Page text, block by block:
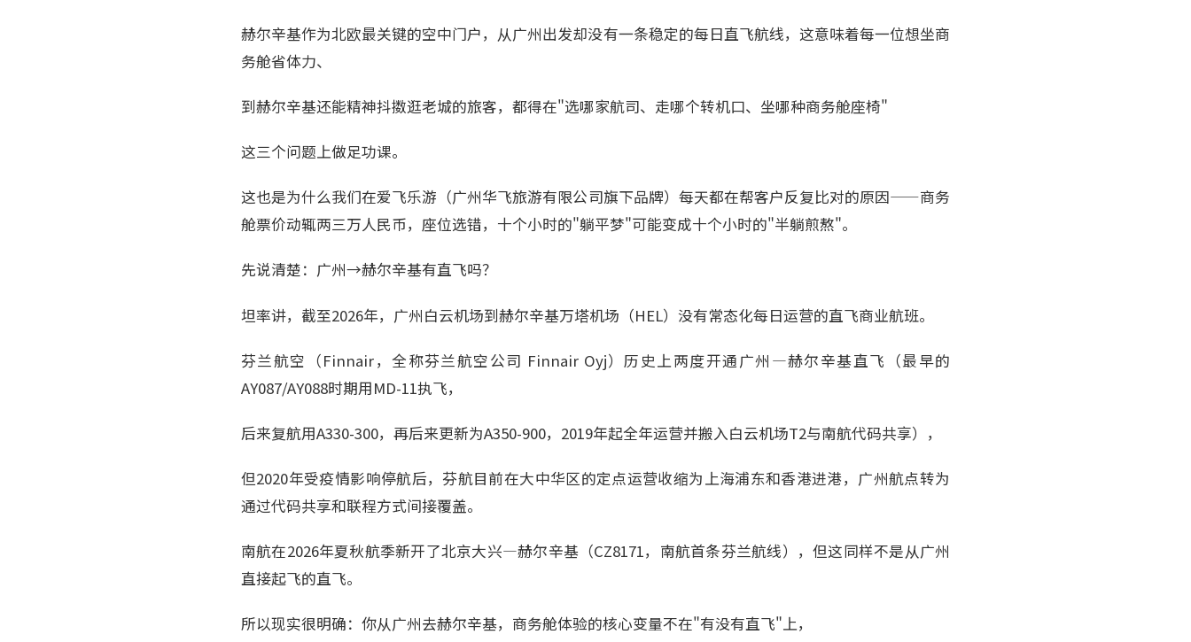
赫尔辛基作为北欧最关键的空中门户，从广州出发却没有一条稳定的每日直飞航线，这意味着每一位想坐商
务舱省体力、
到赫尔辛基还能精神抖擞逛老城的旅客，都得在"选哪家航司、走哪个转机口、坐哪种商务舱座椅"
这三个问题上做足功课。
这也是为什么我们在爱飞乐游（广州华飞旅游有限公司旗下品牌）每天都在帮客户反复比对的原因——商务
舱票价动辄两三万人民币，座位选错，十个小时的"躺平梦"可能变成十个小时的"半躺煎熬"。
先说清楚：广州→赫尔辛基有直飞吗？
坦率讲，截至2026年，广州白云机场到赫尔辛基万塔机场（HEL）没有常态化每日运营的直飞商业航班。
芬兰航空（Finnair，全称芬兰航空公司 Finnair Oyj）历史上两度开通广州—赫尔辛基直飞（最早的
AY087/AY088时期用MD-11执飞，
后来复航用A330-300，再后来更新为A350-900，2019年起全年运营并搬入白云机场T2与南航代码共享），
但2020年受疫情影响停航后，芬航目前在大中华区的定点运营收缩为上海浦东和香港进港，广州航点转为
通过代码共享和联程方式间接覆盖。
南航在2026年夏秋航季新开了北京大兴—赫尔辛基（CZ8171，南航首条芬兰航线），但这同样不是从广州
直接起飞的直飞。
所以现实很明确：你从广州去赫尔辛基，商务舱体验的核心变量不在"有没有直飞"上，